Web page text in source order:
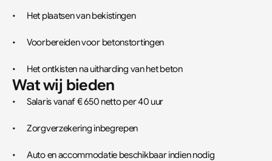
•	Het plaatsen van bekistingen
•	Voorbereiden voor betonstortingen
•	Het ontkisten na uitharding van het beton
Wat wij bieden
•	Salaris vanaf € 650 netto per 40 uur
•	Zorgverzekering inbegrepen
•	Auto en accommodatie beschikbaar indien nodig